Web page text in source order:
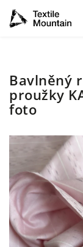
Bavlněný
proužky
foto